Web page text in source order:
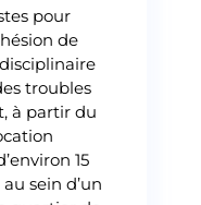
pour
de
troubles
à partir du
15
sein d’un